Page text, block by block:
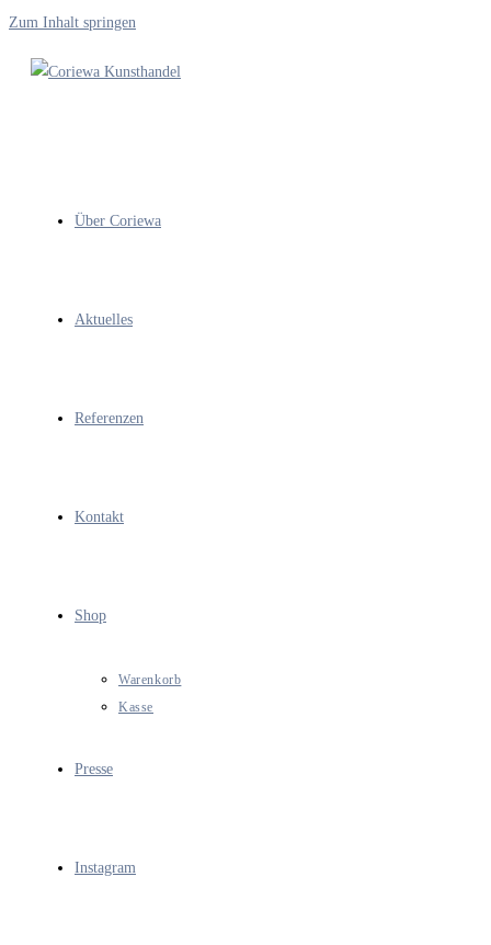
Zum Inhalt springen
Über Coriewa
Aktuelles
Referenzen
Kontakt
Shop
Warenkorb
Kasse
Presse
Instagram